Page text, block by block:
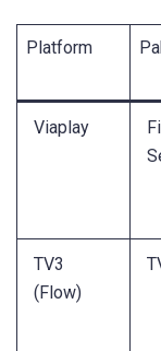
Platform
Viaplay
TV3
(Flow)